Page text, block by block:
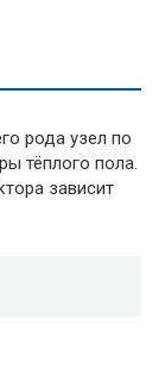
рода узел по
тёплого пола.
зависит